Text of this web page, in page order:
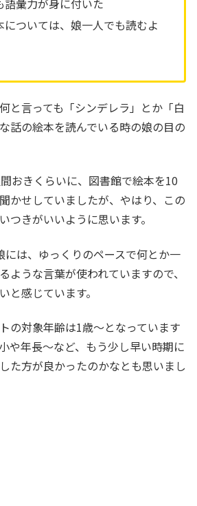
語彙力が身に付いた
については、娘一人でも読むよ
と言っても「シンデレラ」とか「白
話の絵本を読んでいる時の娘の目の
おきくらいに、図書館で絵本を10
かせしていましたが、やはり、この
つきがいいように思います。
には、ゆっくりのペースで何とか一
ような言葉が使われていますので、
と感じています。
の対象年齢は1歳～となっています
や年長～など、もう少し早い時期に
た方が良かったのかなとも思いまし